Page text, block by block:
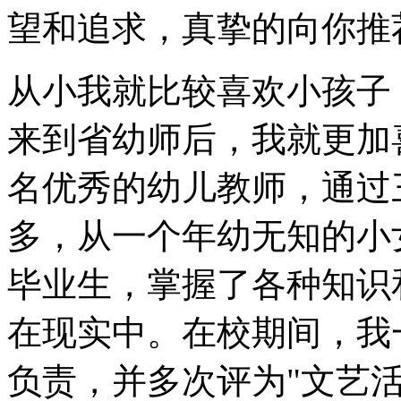
望和追求，真挚的向你
从小我就比较喜欢小孩
来到省幼师后，我就更
名优秀的幼儿教师，通
多，从一个年幼无知的
毕业生，掌握了各种知
在现实中。在校期间，
负责，并多次评为"文艺